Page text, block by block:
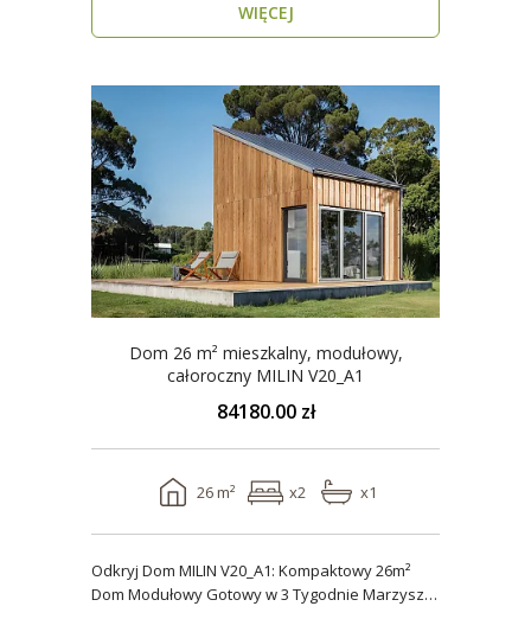
WIĘCEJ
Dom 26 m² mieszkalny, modułowy,
całoroczny MILIN V20_A1
84180.00 zł
26 m² x2 x1
Odkryj Dom MILIN V20_A1: Kompaktowy 26m²
Dom Modułowy Gotowy w 3 Tygodnie Marzysz o